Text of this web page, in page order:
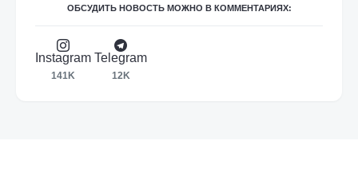
ОБСУДИТЬ НОВОСТЬ МОЖНО В КОММЕНТАРИЯХ:
Instagram
141K
Telegram
12K